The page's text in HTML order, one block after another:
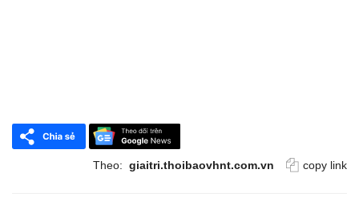
Theo: giaitri.thoibaovhnt.com.vn copy link